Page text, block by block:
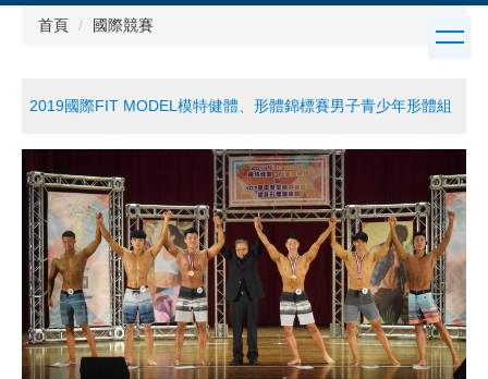
區
首頁 國際競賽
2019國際FIT MODEL模特健體、形體錦標賽男子青少年形體組